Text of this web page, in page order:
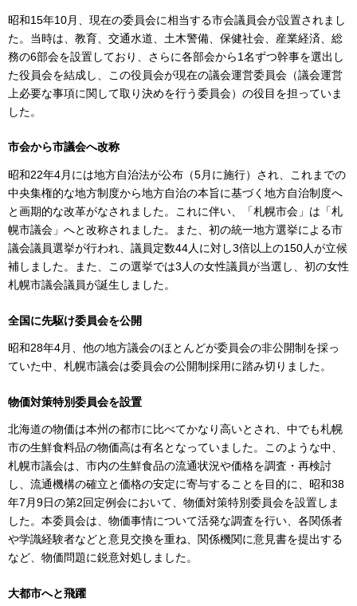
昭和15年10月、現在の委員会に相当する市会議員会が設置されまし
た。当時は、教育、交通水道、土木警備、保健社会、産業経済、総
務の6部会を設置しており、さらに各部会から1名ずつ幹事を選出し
た役員会を結成し、この役員会が現在の議会運営委員会（議会運営
上必要な事項に関して取り決めを行う委員会）の役目を担っていま
した。
市会から市議会へ改称
昭和22年4月には地方自治法が公布（5月に施行）され、これまでの
中央集権的な地方制度から地方自治の本旨に基づく地方自治制度へ
と画期的な改革がなされました。これに伴い、「札幌市会」は「札
幌市議会」へと改称されました。また、初の統一地方選挙による市
議会議員選挙が行われ、議員定数44人に対し3倍以上の150人が立候
補しました。また、この選挙では3人の女性議員が当選し、初の女性
札幌市議会議員が誕生しました。
全国に先駆け委員会を公開
昭和28年4月、他の地方議会のほとんどが委員会の非公開制を採っ
ていた中、札幌市議会は委員会の公開制採用に踏み切りました。
物価対策特別委員会を設置
北海道の物価は本州の都市に比べてかなり高いとされ、中でも札幌
市の生鮮食料品の物価高は有名となっていました。このような中、
札幌市議会は、市内の生鮮食品の流通状況や価格を調査・再検討
し、流通機構の確立と価格の安定に寄与することを目的に、昭和38
年7月9日の第2回定例会において、物価対策特別委員会を設置しま
した。本委員会は、物価事情について活発な調査を行い、各関係者
や学識経験者などと意見交換を重ね、関係機関に意見書を提出する
など、物価問題に鋭意対処しました。
大都市へと飛躍